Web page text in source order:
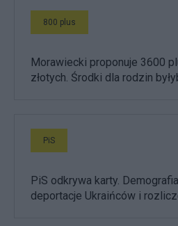
800 plus
Morawiecki proponuje 3600
złotych. Środki dla rodzin
PiS
PiS odkrywa karty.
deportacje Ukraińców i